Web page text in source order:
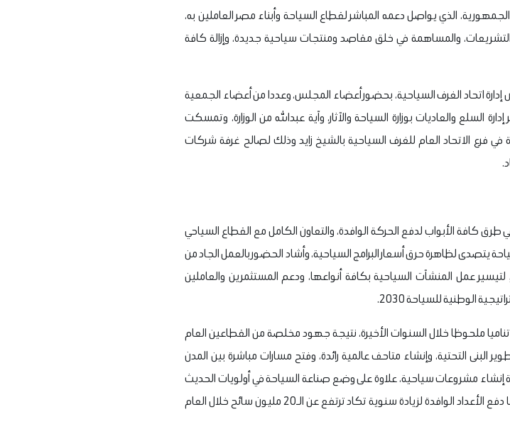
الذي يواصل دعمه المباشر لقطاع السياحة وأبناء مصر العاملين به،
التشريعات، والمساهمة في خلق مقاصد ومنتجات سياحية جديدة، وإزالة كافة
اتحاد الغرف السياحية، بحضور أعضاء المجلس، وعددا من أعضاء الجمعية
السلع والعاديات بوزارة السياحة والآثار، وآية عبدالله من الوزارة، وتمسكت
فرع الاتحاد العام للغرف السياحية بالشيخ زايد وذلك لصالح غرفة شركات
كافة الأبواب لدفع الحركة الوافدة، والتعاون الكامل مع القطاع السياحي
يتصدى لظاهرة حرق أسعار البرامج السياحية، وأشاد الحضور بالعمل الجاد من
عمل المنشآت السياحية بكافة أنواعها، ودعم المستثمرين والعاملين
الوطنية للسياحة 2030.
ملحوظا خلال السنوات الأخيرة، نتيجة جهود مخلصة من القطاعين العام
التحتية، وإنشاء متاحف عالمية رائدة، وفتح مسارات مباشرة بين المدن
مشروعات سياحية، علاوة على وضع صناعة السياحة في أولويات الحديث
السياسي مع كافة الدول الصديقة والمصدرة للحركة إلى مصر، ما دفع الأعداد الوافدة لزيادة سنوية تكاد ترتفع عن الـ20 مليون سائح خلال العام